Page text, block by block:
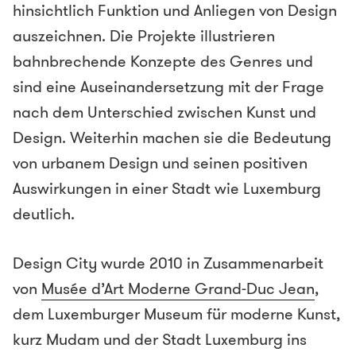
hinsichtlich Funktion und Anliegen von Design
auszeichnen. Die Projekte illustrieren
bahnbrechende Konzepte des Genres und
sind eine Auseinandersetzung mit der Frage
nach dem Unterschied zwischen Kunst und
Design. Weiterhin machen sie die Bedeutung
von urbanem Design und seinen positiven
Auswirkungen in einer Stadt wie Luxemburg
deutlich.
Design City wurde 2010 in Zusammenarbeit
von Musée d’Art Moderne Grand-Duc Jean,
dem Luxemburger Museum für moderne Kunst,
kurz Mudam und der Stadt Luxemburg ins